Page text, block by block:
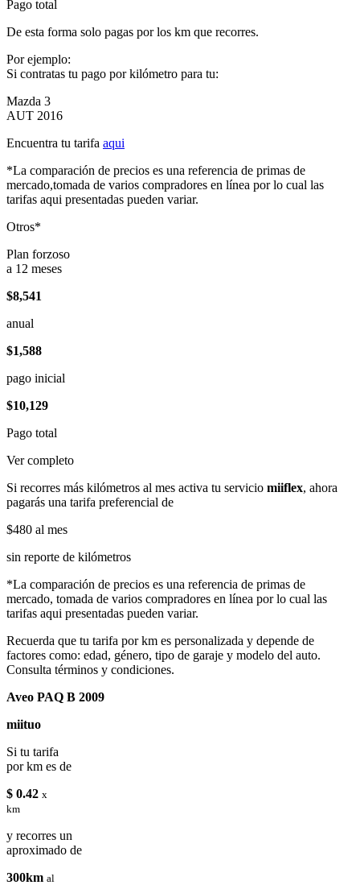
Pago total
De esta forma solo pagas por los km que recorres.
Por ejemplo:
Si contratas tu pago por kilómetro para tu:
Mazda 3
AUT 2016
Encuentra tu tarifa aqui
*La comparación de precios es una referencia de primas de
mercado,tomada de varios compradores en línea por lo cual las
tarifas aqui presentadas pueden variar.
Otros*
Plan forzoso
a 12 meses
$8,541
anual
$1,588
pago inicial
$10,129
Pago total
Ver completo
Si recorres más kilómetros al mes activa tu servicio miiflex, ahora
pagarás una tarifa preferencial de
$480 al mes
sin reporte de kilómetros
*La comparación de precios es una referencia de primas de
mercado, tomada de varios compradores en línea por lo cual las
tarifas aqui presentadas pueden variar.
Recuerda que tu tarifa por km es personalizada y depende de
factores como: edad, género, tipo de garaje y modelo del auto.
Consulta términos y condiciones.
Aveo PAQ B 2009
miituo
Si tu tarifa
por km es de
$ 0.42 x
km
y recorres un
aproximado de
300km al